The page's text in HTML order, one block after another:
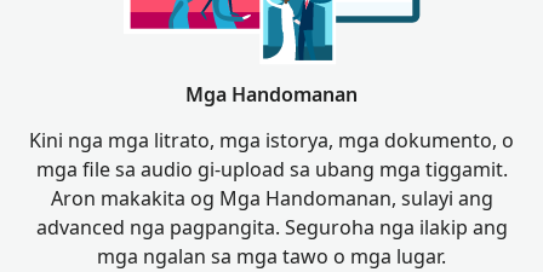
Mga Handomanan
Kini nga mga litrato, mga istorya, mga dokumento, o
mga file sa audio gi-upload sa ubang mga tiggamit.
Aron makakita og Mga Handomanan, sulayi ang
advanced nga pagpangita. Seguroha nga ilakip ang
mga ngalan sa mga tawo o mga lugar.